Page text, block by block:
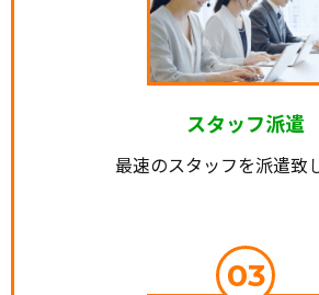
スタッフ派遣
最速のスタッフを派遣致
03